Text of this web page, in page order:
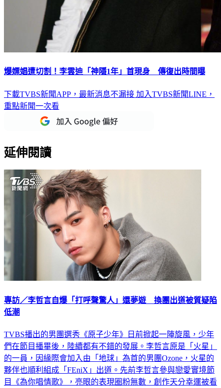
爆嫖娼遭切割！李雲迪「神隱1年」首現身 傳復出時間曝
下載TVBS新聞APP，最新消息不漏接 加入TVBS新聞LINE，
重點新聞一次看
延伸閱讀
專訪／李哲言自爆「打呼聲驚人」還夢遊 換團出道被質疑陷
低潮
TVBS播出的男團選秀《原子少年》日前掀起一陣旋風，少年
們在節目播畢後，陸續都有不錯的發展。李哲言原是「火星」
的一員，因緣際會加入由「地球」為首的男團Ozone，火星的
夥伴也順利組成「FEniX」出道。先前李哲言參與戀愛實境節
目《為你唱情歌》，亮眼的表現圈粉無數，創作天分幸運被看